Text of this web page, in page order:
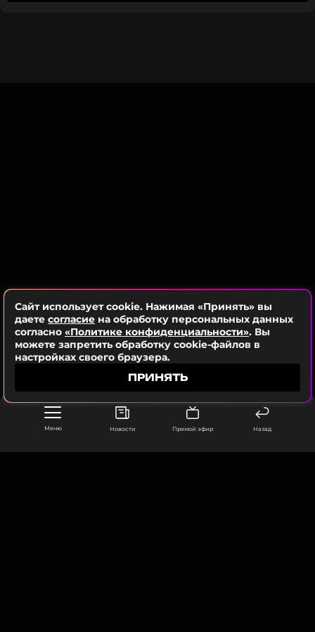
Меню Новости Прямой эфир Назад
ССЫЛКА
Сайт использует cookie. Нажимая «Принять» вы
даете согласие на обработку персональных данных
согласно «Политике конфиденциальности». Вы
можете запретить обработку cookie-файлов в
настройках своего браузера.
ПРИНЯТЬ